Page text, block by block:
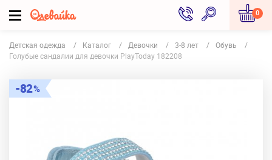
0
Детская одежда Каталог Девочки 3-8 лет
Обувь
Голубые сандалии для девочки PlayToday 182208
82